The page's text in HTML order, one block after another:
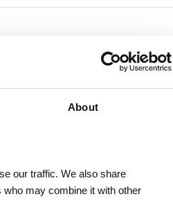
About
our traffic. We also share
may combine it with other